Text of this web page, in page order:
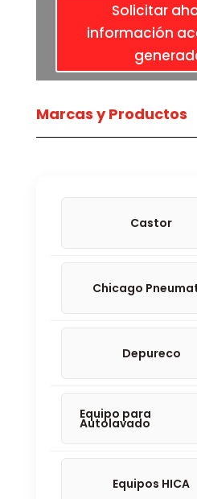
Solicitar
información
Marcas y Productos
Castor
Chicago
Depureco
Equipo para
Autolavado
Equipos HICA